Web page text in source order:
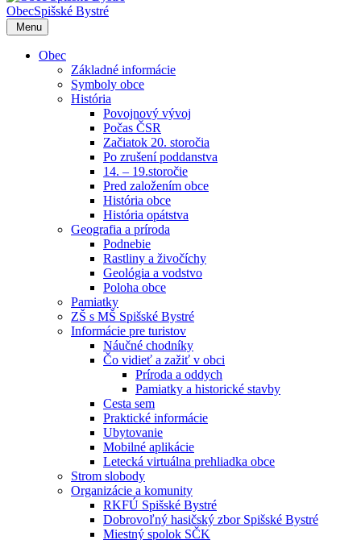
ObecSpišské Bystré
Menu
Obec
Základné informácie
Symboly obce
História
Povojnový vývoj
Počas ČSR
Začiatok 20. storočia
Po zrušení poddanstva
14. – 19.storočie
Pred založením obce
História obce
História opátstva
Geografia a príroda
Podnebie
Rastliny a živočíchy
Geológia a vodstvo
Poloha obce
Pamiatky
ZŠ s MŠ Spišské Bystré
Informácie pre turistov
Náučné chodníky
Čo vidieť a zažiť v obci
Príroda a oddych
Pamiatky a historické stavby
Cesta sem
Praktické informácie
Ubytovanie
Mobilné aplikácie
Letecká virtuálna prehliadka obce
Strom slobody
Organizácie a komunity
RKFÚ Spišské Bystré
Dobrovoľný hasičský zbor Spišské Bystré
Miestný spolok SČK